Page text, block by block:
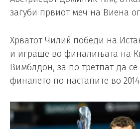
загуби првиот меч на Виена
Хрватот Чилиќ победи на
и играше во финалињата на
Вимблдон, за по третпат да
финалето по настапите во